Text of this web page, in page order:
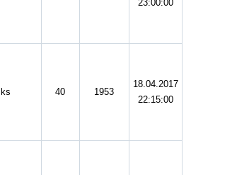
23:00:00
40 1953
18.04.2017
22:15:00